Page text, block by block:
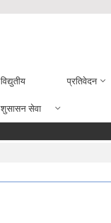
विद्युतीय
शुसासन सेवा
प्रतिवेदन